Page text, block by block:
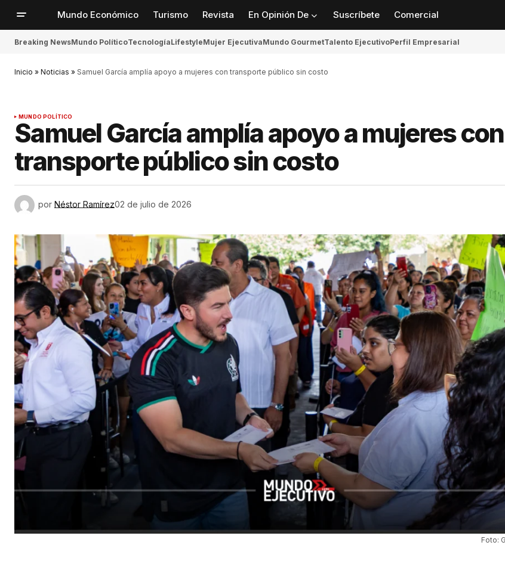
Mundo Económico Turismo Revista En Opinión De Suscríbete Comercial
Breaking NewsMundo PolíticoTecnologíaLifestyleMujer EjecutivaMundo GourmetTalento EjecutivoPerfil Empresarial
Inicio » Noticias » Samuel García amplía apoyo a mujeres con transporte público sin costo
MUNDO POLÍTICO
Samuel García amplía apoyo a mujeres con
transporte público sin costo
por Néstor Ramírez02 de julio de 2026
Foto: